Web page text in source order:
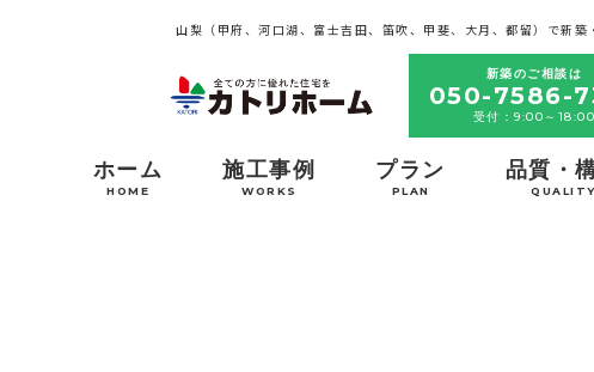
山梨（甲府、河口湖、富士吉田、笛吹、甲斐、大月、都留）で新築
新築のご相談は
050-7586-
受付：9:00～18:00
ホーム
HOME
施工事例
WORKS
プラン
PLAN
品質・
QUALITY